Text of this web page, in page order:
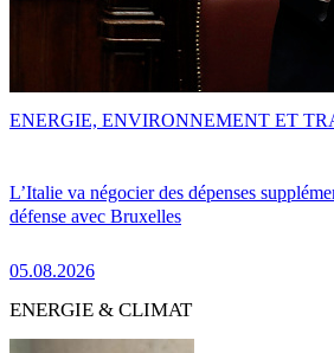
L’Italie va négocier des dépenses
défense avec Bruxelles
05.08.2026
ENERGIE, ENVIRONNEMENT ET
ENERGIE & CLIMAT